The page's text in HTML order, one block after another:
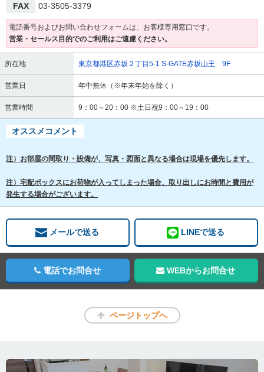
FAX
03-3505-3379
電話番号およびお問い合わせフォームは、お客様専用窓口です。
営業・セールス目的でのご利用はご遠慮ください。
所在地 東京都港区赤坂２丁目5-1 S-GATE赤坂山王 9F
営業日 年中無休（※年末年始を除く）
営業時間 9：00～20：00 ※土日祝9：00～19：00
オススメコメント
注）お部屋の間取り・設備が、写真・図面と異なる場合は現場を優先します。
注）宅配ボックスにお荷物が入ってしまった場合、取り出しにお時間と費用が
発生する場合がございます。
メールで送る LINEで送る
電話でお問合せ WEBからお問合せ
ページトップへ